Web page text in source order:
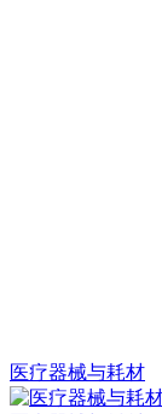
医疗器械与耗材